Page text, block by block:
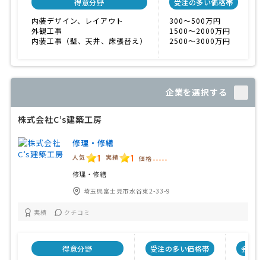
得意分野
内装デザイン、レイアウト
外観工事
内装工事（壁、天井、床張替え）
受注の多い価格帯
300〜500万円
1500〜2000万円
2500〜3000万円
企業を選択する
株式会社C’s建築工房
修理・修繕
人気 1 実績 1 価格 -----
修理・修繕
埼玉県富士見市水谷東2-33-9
実績 クチコミ
得意分野
受注の多い価格帯
会社特